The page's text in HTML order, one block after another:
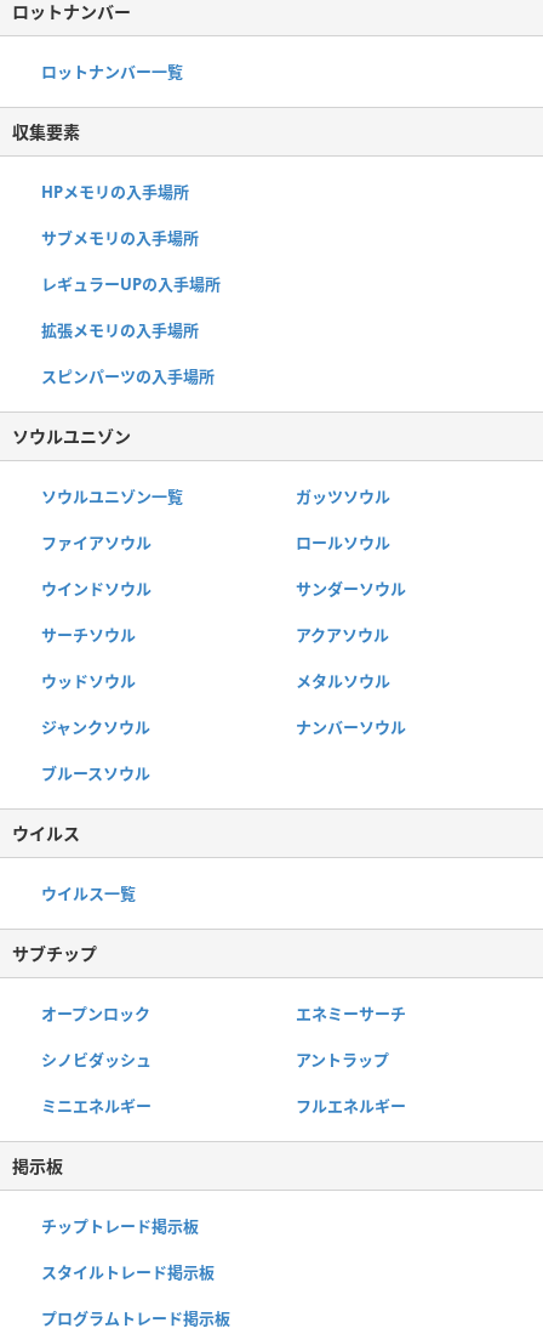
ロットナンバー
ロットナンバー一覧
収集要素
HPメモリの入手場所
サブメモリの入手場所
レギュラーUPの入手場所
拡張メモリの入手場所
スピンパーツの入手場所
ソウルユニゾン
ソウルユニゾン一覧 ガッツソウル
ファイアソウル ロールソウル
ウインドソウル サンダーソウル
サーチソウル アクアソウル
ウッドソウル メタルソウル
ジャンクソウル ナンバーソウル
ブルースソウル
ウイルス
ウイルス一覧
サブチップ
オープンロック エネミーサーチ
シノビダッシュ アントラップ
ミニエネルギー フルエネルギー
掲示板
チップトレード掲示板
スタイルトレード掲示板
プログラムトレード掲示板